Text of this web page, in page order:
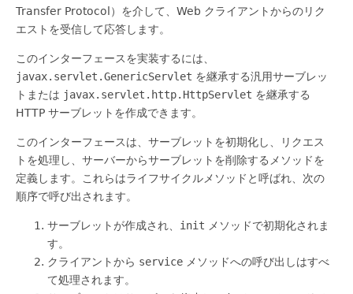
Transfer Protocol）を介して、Web クライアントからのリク
エストを受信して応答します。
このインターフェースを実装するには、
javax.servlet.GenericServlet を継承する汎用サーブレッ
トまたは javax.servlet.http.HttpServlet を継承する
HTTP サーブレットを作成できます。
このインターフェースは、サーブレットを初期化し、リクエス
トを処理し、サーバーからサーブレットを削除するメソッドを
定義します。これらはライフサイクルメソッドと呼ばれ、次の
順序で呼び出されます。
サーブレットが作成され、 init メソッドで初期化されま
す。
クライアントから service メソッドへの呼び出しはすべ
て処理されます。